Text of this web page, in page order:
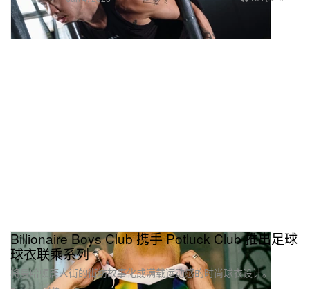
Billionaire Boys Club 携手 Potluck Club 推出足球
球衣联乘系列
将曼哈顿唐人街的街坊故事化成满载运动感的时尚球衣设计。